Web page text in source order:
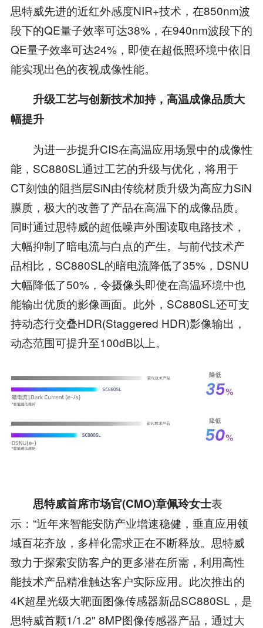
思特威先进的近红外感度NIR+技术，在850nm波
段下的QE量子效率可达38%，在940nm波段下的
QE量子效率可达24%，即使在超低照环境中依旧
能实现出色的夜视成像性能。
升级工艺与创新技术加持，高温成像品质大
幅提升
为进一步提升CIS在高温应用场景中的成像性
能，SC880SL通过工艺的升级与优化，将用于
CT刻蚀的阻挡层SiN由传统材质升级为高应力SiN
膜质，极大的改善了产品在高温下的成像品质。
同时通过思特威的超低噪声外围读取电路技术，
大幅抑制了暗电流与白点的产生。与前代技术产
品相比，SC880SL的暗电流降低了35%，DSNU
大幅降低了50%，令摄像头即使在高温环境中也
能输出优质的影像画面。此外，SC880SL还可支
持动态行交叠HDR(Staggered HDR)影像输出，
动态范围可提升至100dB以上。
思特威首席市场官(CMO)章佩玲女士表
示：“近年来智能安防产业增速稳健，垂直应用领
域百花齐放，多样化需求正在不断释放。思特威
致力于探索安防客户的更多潜在所需，利用高性
能技术产品精准触达客户实际应用。此次推出的
4K超星光级大靶面图像传感器新品SC880SL，是
思特威首颗1/1.2" 8MP图像传感器产品，通过大